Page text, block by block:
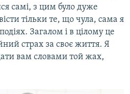
самі, з цим було дуже
тільки те, що чула, сама я
Загалом і в цілому це
страх за своє життя. Я
вам словами той жах,